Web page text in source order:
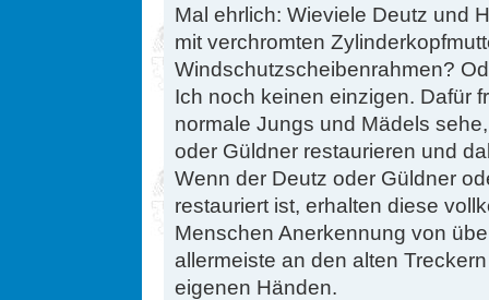
Mal ehrlich: Wieviele Deutz und
mit verchromten
Windschutzscheibenrahmen?
Ich noch keinen einzigen. Dafür
normale Jungs und Mädels
oder Güldner restaurieren und
Wenn der Deutz oder Güldner
restauriert ist, erhalten diese
Menschen Anerkennung von
allermeiste an den alten
eigenen Händen.